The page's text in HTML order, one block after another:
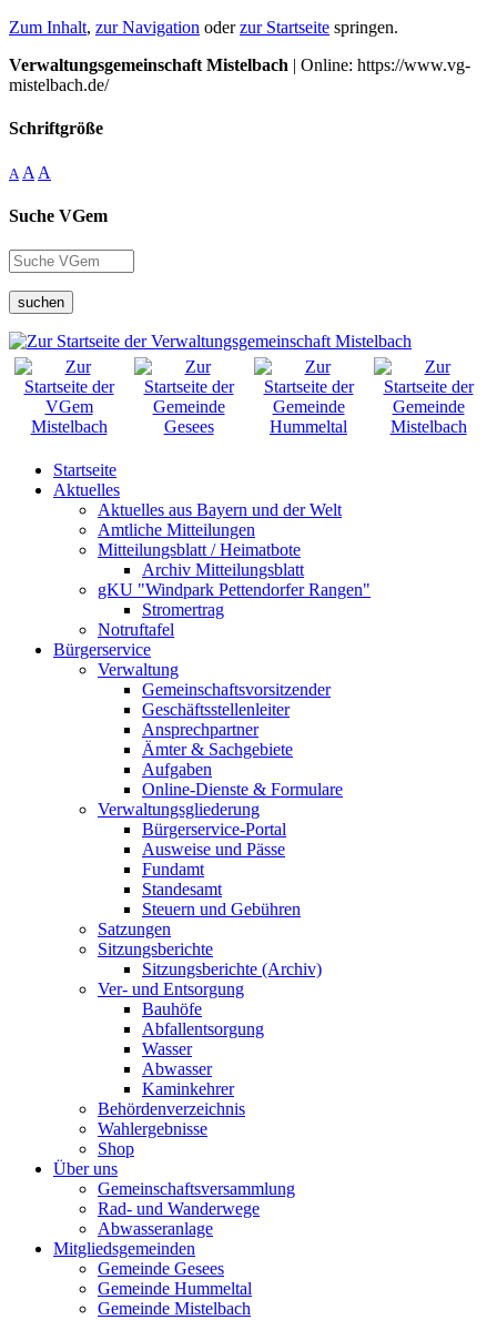
Zum Inhalt, zur Navigation oderzur Startseite springen.
Verwaltungsgemeinschaft Mistelbach | Online: https://www.vg-
mistelbach.de/
Schriftgröße
A A A
Suche VGem
suchen
Startseite
Aktuelles
Aktuelles aus Bayern und der Welt
Amtliche Mitteilungen
Mitteilungsblatt / Heimatbote
Archiv Mitteilungsblatt
gKU "Windpark Pettendorfer Rangen"
Stromertrag
Notruftafel
Bürgerservice
Verwaltung
Gemeinschaftsvorsitzender
Geschäftsstellenleiter
Ansprechpartner
Ämter & Sachgebiete
Aufgaben
Online-Dienste & Formulare
Verwaltungsgliederung
Bürgerservice-Portal
Ausweise und Pässe
Fundamt
Standesamt
Steuern und Gebühren
Satzungen
Sitzungsberichte
Sitzungsberichte (Archiv)
Ver- und Entsorgung
Bauhöfe
Abfallentsorgung
Wasser
Abwasser
Kaminkehrer
Behördenverzeichnis
Wahlergebnisse
Shop
Über uns
Gemeinschaftsversammlung
Rad- und Wanderwege
Abwasseranlage
Mitgliedsgemeinden
Gemeinde Gesees
Gemeinde Hummeltal
Gemeinde Mistelbach